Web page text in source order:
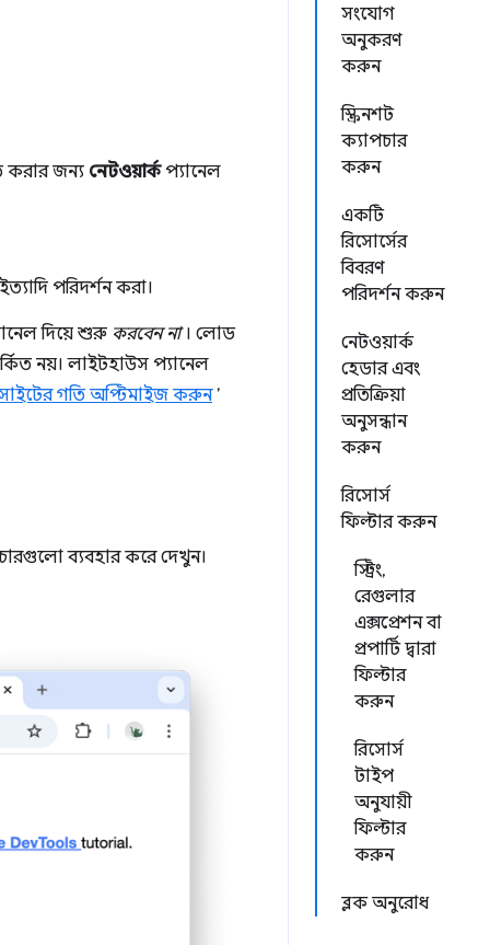
সংযোগ
অনুকরণ
করুন
স্ক্রিনশট
ক্যাপচার
করুন
একটি
রিসোর্সের
বিবরণ
পরিদর্শন করুন
নেটওয়ার্ক
হেডার এবং
প্রতিক্রিয়া
অনুসন্ধান
করুন
রিসোর্স
ফিল্টার করুন
স্ট্রিং,
রেগুলার
এক্সপ্রেশন বা
প্রপার্টি দ্বারা
ফিল্টার
করুন
রিসোর্স
টাইপ
অনুযায়ী
ফিল্টার
করুন
ব্লক অনুরোধ
করার জন্য নেটওয়ার্কপ্যানেল
পরিদর্শন করা।
দিয়ে শুরু করবেন না। লোড
নয়। লাইটহাউস প্যানেল
গতি অপ্টিমাইজ করুন’
ব্যবহার করে দেখুন।